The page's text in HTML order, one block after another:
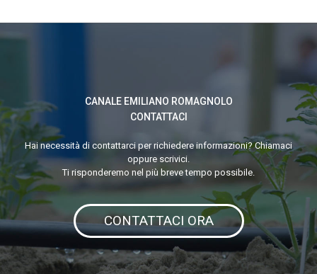
CHE
SUPERA
LE
BARRIERE
CANALE EMILIANO ROMAGNOLO
CONTATTACI
Hai necessità di contattarci per richiedere informazioni? Chiamaci
oppure scrivici.
Ti risponderemo nel più breve tempo possibile.
CONTATTACI ORA